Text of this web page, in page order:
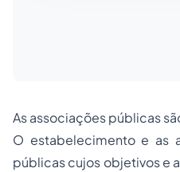
As associações públicas
O estabelecimento e as
públicas cujos objetivos e